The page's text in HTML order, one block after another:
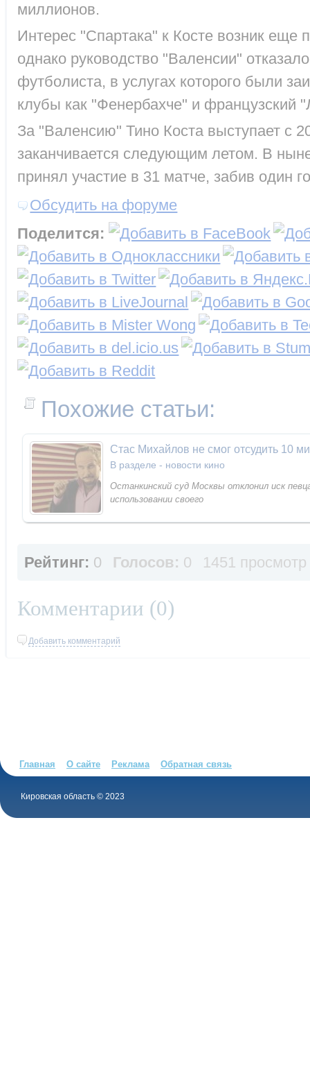
миллионов.
Интерес "Спартака" к Косте возник еще
однако руководство "Валенсии"
футболиста, в услугах которого были
клубы как "Фенербахче" и французский
За "Валенсию" Тино Коста выступает с
заканчивается следующим летом. В
принял участие в 31 матче, забив один
Обсудить на форуме
Поделится:
Похожие статьи:
Стас Михайлов не смог отсудить 10
В разделе - новости кино
Останкинский суд Москвы отклонил иск
использовании своего
Рейтинг: 0 Голосов: 0 1451 просмотр
Комментарии (0)
Добавить комментарий
Главная О сайте Реклама Обратная связь
Кировская область © 2023